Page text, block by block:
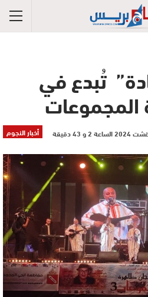
تُبدع في
المجموعات
أخبار النجوم